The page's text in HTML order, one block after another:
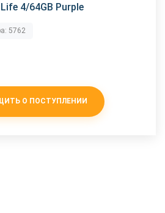
4/64GB Purple
5762
О ПОСТУПЛЕНИИ